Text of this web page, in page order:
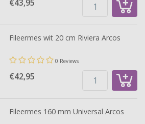
€43,95
Fileermes wit 20 cm Riviera Arcos
0 Reviews
€42,95
Fileermes 160 mm Universal Arcos